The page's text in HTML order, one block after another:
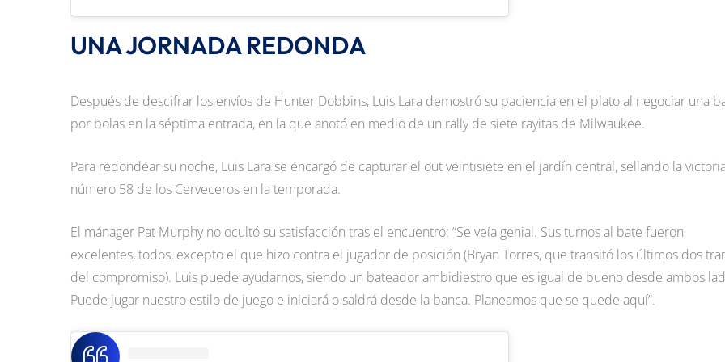
UNA JORNADA REDONDA
Después de descifrar los envíos de Hunter Dobbins, Luis Lara demostró su paciencia en el plato al negociar una
por bolas en la séptima entrada, en la que anotó en medio de un rally de siete rayitas de Milwaukee.
Para redondear su noche, Luis Lara se encargó de capturar el out veintisiete en el jardín central, sellando la
número 58 de los Cerveceros en la temporada.
El mánager Pat Murphy no ocultó su satisfacción tras el encuentro: “Se veía genial. Sus turnos al bate fueron
excelentes, todos, excepto el que hizo contra el jugador de posición (Bryan Torres, que transitó los últimos dos
del compromiso). Luis puede ayudarnos, siendo un bateador ambidiestro que es igual de bueno desde ambos
Puede jugar nuestro estilo de juego e iniciará o saldrá desde la banca. Planeamos que se quede aquí”.